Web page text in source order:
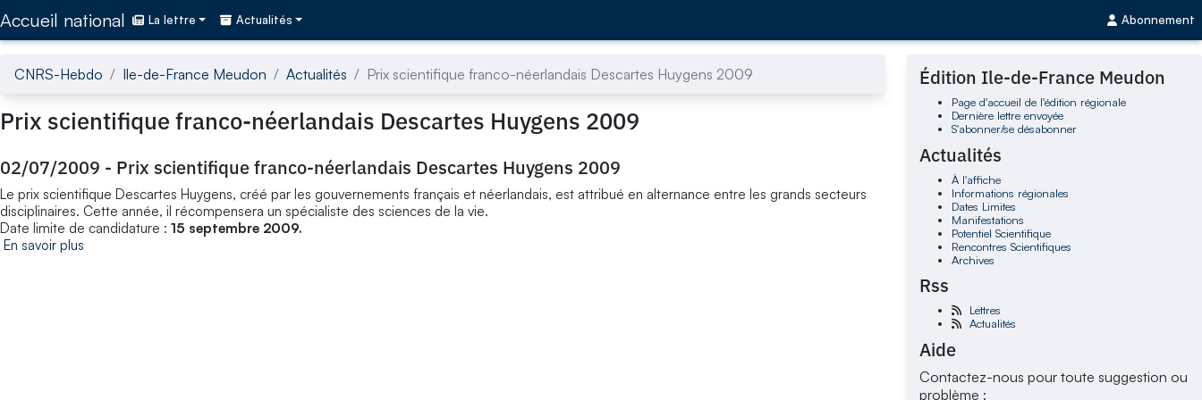
Accueil national La lettre Actualités Abonnement
CNRS-Hebdo Ile-de-France Meudon Actualités Prix scientifique franco-néerlandais Descartes Huygens 2009
Prix scientifique franco-néerlandais Descartes Huygens 2009
02/07/2009 - Prix scientifique franco-néerlandais Descartes Huygens 2009
Le prix scientifique Descartes Huygens, créé par les gouvernements français et néerlandais, est attribué en alternance entre les grands secteurs
disciplinaires. Cette année, il récompensera un spécialiste des sciences de la vie.
Date limite de candidature : 15 septembre 2009.
En savoir plus
Édition Ile-de-France Meudon
Page d'accueil de l'édition régionale
Dernière lettre envoyée
S'abonner/se désabonner
Actualités
À l'affiche
Informations régionales
Dates Limites
Manifestations
Potentiel Scientifique
Rencontres Scientifiques
Archives
Rss
Lettres
Actualités
Aide
Contactez-nous pour toute suggestion ou
problème :